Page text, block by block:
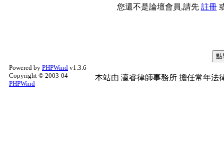
您還不是論壇會員,請先 註冊
Powered by PHPWind v1.3.6
Copyright © 2003-04
PHPWind
本站由 瀛睿律師事務所 擔任常年法